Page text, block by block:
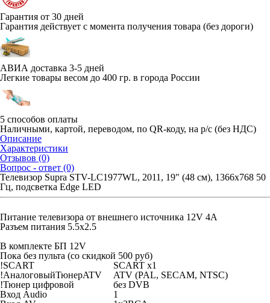
Гарантия от 30 дней
Гарантия действует с момента получения товара (без дороги)
АВИА доставка 3-5 дней
Легкие товары весом до 400 гр. в города России
5 способов оплаты
Наличными, картой, переводом, по QR-коду, на р/с (без НДС)
Описание
Характеристики
Отзывов (0)
Вопрос - ответ (0)
Телевизор Supra STV-LC1977WL, 2011, 19" (48 см), 1366x768 50
Гц, подсветка Edge LED
Питание телевизора от внешнего источника 12V 4A
Разъем питания 5.5x2.5
В комплекте БП 12V
Пока без пульта (со скидкой 500 руб)
!SCART
SCART x1
!АналоговыйТюнерATV
ATV (PAL, SECAM, NTSC)
!Тюнер цифровой
без DVB
Вход Audio
1